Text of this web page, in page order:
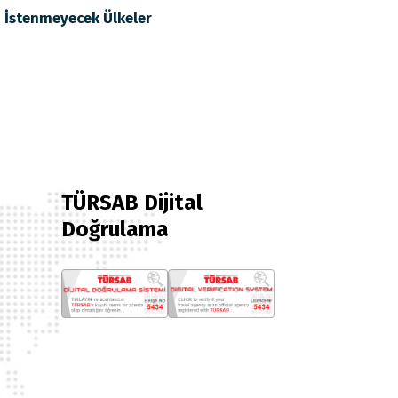
İstenmeyecek Ülkeler
TÜRSAB Dijital
Doğrulama